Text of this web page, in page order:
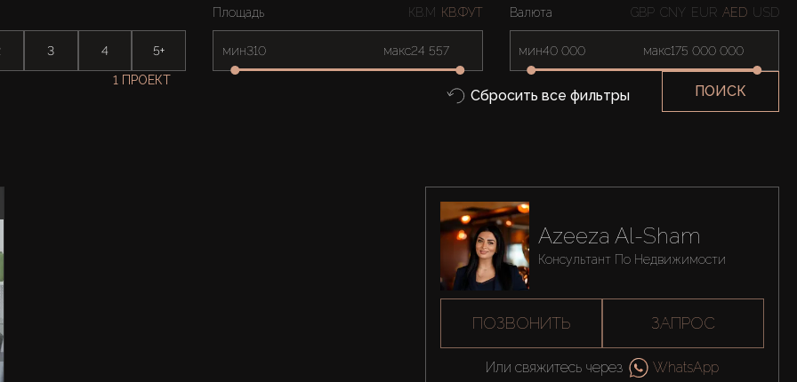
3 4 5+
Площадь КВ.М КВ.ФУТ
мин макс
Валюта GBP CNY EUR AED USD
мин макс
1 ПРОЕКТ
Сбросить все фильтры ПОИСК
Azeeza Al-Sham
Консультант По Недвижимости
ПОЗВОНИТЬ ЗАПРОС
Или свяжитесь через WhatsApp